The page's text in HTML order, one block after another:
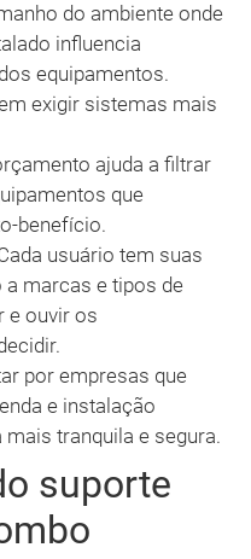
do ambiente onde
influencia
equipamentos.
exigir sistemas mais
ajuda a filtrar
que
benefício.
usuário tem suas
marcas e tipos de
e ouvir os
por empresas que
e instalação
tranquila e segura.
suporte